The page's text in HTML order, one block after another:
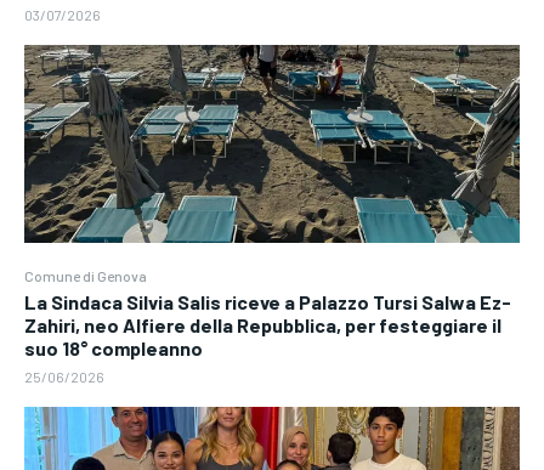
03/07/2026
Comune di Genova
La Sindaca Silvia Salis riceve a Palazzo Tursi Salwa Ez-
Zahiri, neo Alfiere della Repubblica, per festeggiare il
suo 18° compleanno
25/06/2026